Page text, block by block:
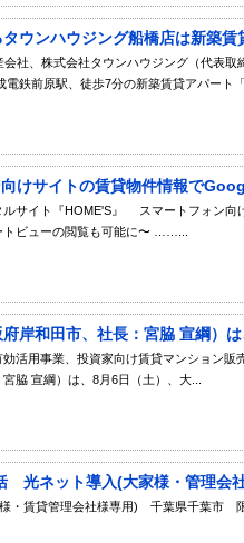
ウンハウジング船橋店は新築賃
社、株式会社タウンハウジング（代表取
電鉄前原駅、徒歩7分の新築賃貸アパート
向けサイトの賃貸物件情報で
イト『HOME'S』 スマートフォン向
ビューの閲覧も可能に〜 ……...
岸和田市、社長：宮脇 宣綱）
活用事業、投資家向け賃貸マンション
脇 宣綱）は、8月6日（土）、大...
光ネット導入(大家様・管理
様・賃貸管理会社様専用) 千葉県千葉市